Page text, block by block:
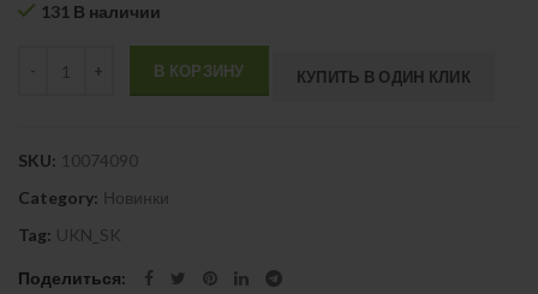
131 В наличии
В КОРЗИНУ КУПИТЬ В ОДИН КЛИК
SKU: 10074090
Category: Новинки
Tag: UKN_SK
Поделиться